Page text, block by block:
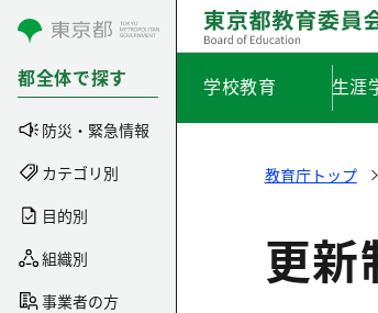
コンテンツにスキップ
都全体で探す
防災・緊急情報
カテゴリ別
目的別
組織別
事業者の方
学校教育 生涯
教育庁トップ
更新